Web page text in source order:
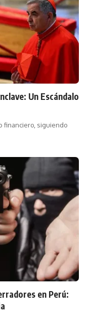
Un Escándalo
financiero, siguiendo
en Perú: